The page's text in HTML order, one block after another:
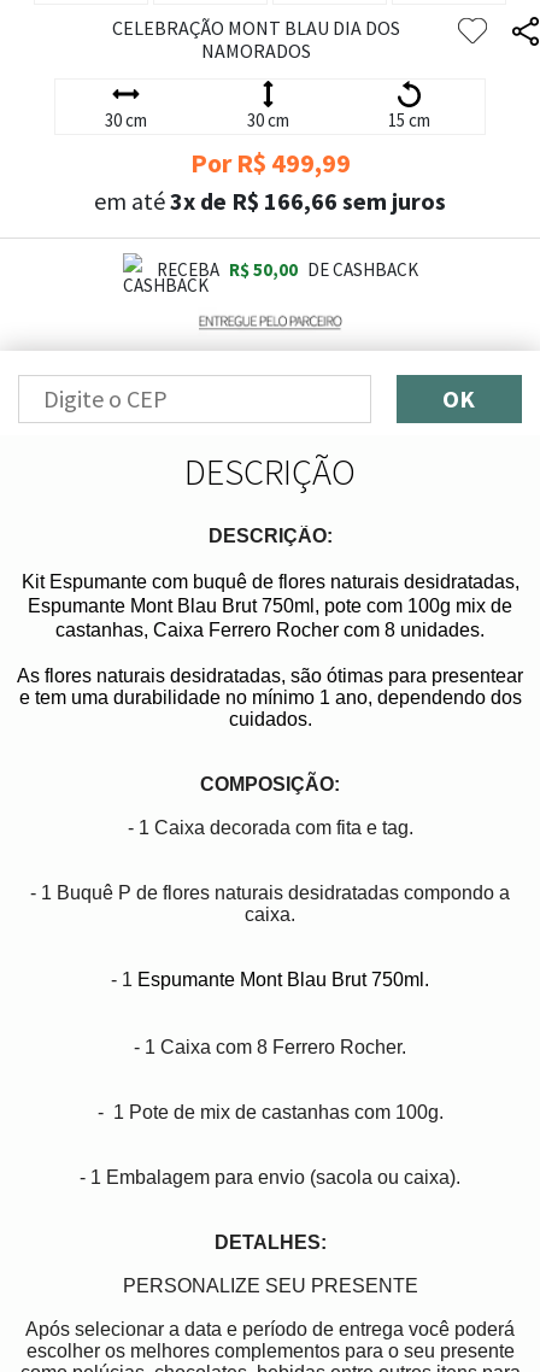
CELEBRAÇÃO MONT BLAU DIA DOS
NAMORADOS
30 cm 30 cm 15 cm
Por R$ 499,99
em até3x de R$ 166,66 sem juros
RECEBA R$ 50,00 DE CASHBACK
OK
DESCRIÇÃO
DESCRIÇÃO:
Kit Espumante com buquê de flores naturais desidratadas,
Espumante Mont Blau Brut 750ml, pote com 100g mix de
castanhas, Caixa Ferrero Rocher com 8 unidades.
As flores naturais desidratadas, são ótimas para presentear
e tem uma durabilidade no mínimo 1 ano, dependendo dos
cuidados.
COMPOSIÇÃO:
- 1 Caixa decorada com fita e tag.
- 1 Buquê P de flores naturais desidratadas compondo a
caixa.
- 1 Espumante Mont Blau Brut 750ml.
- 1 Caixa com 8 Ferrero Rocher.
- 1 Pote de mix de castanhas com 100g.
- 1 Embalagem para envio (sacola ou caixa).
DETALHES:
PERSONALIZE SEU PRESENTE
Após selecionar a data e período de entrega você poder
escolher os melhores complementos para o seu presente